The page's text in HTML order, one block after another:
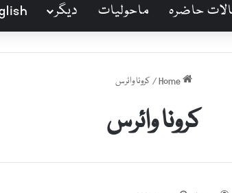
حاضرہ ماحولیات دیگر
/کرونا وائرس
کرونا وائرس